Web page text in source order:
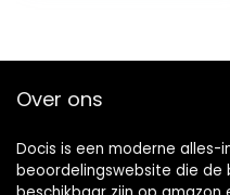
Over ons
Docis is een moderne alles-
beoordelingswebsite die de